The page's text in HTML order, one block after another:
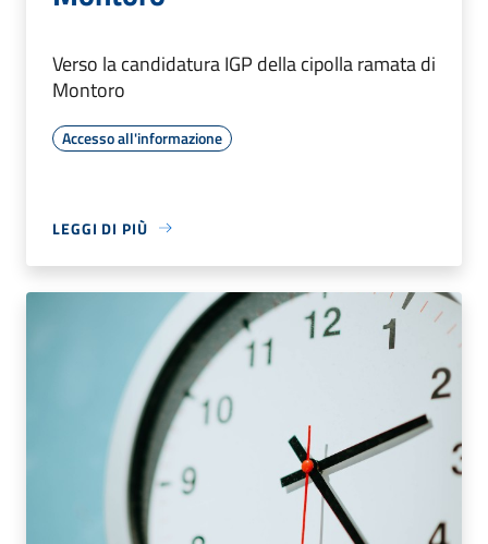
Verso la candidatura IGP della cipolla ramata di
Montoro
Accesso all'informazione
LEGGI DI PIÙ